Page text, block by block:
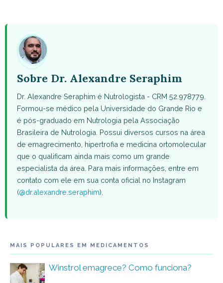
Sobre Dr. Alexandre Seraphim
Dr. Alexandre Seraphim é Nutrologista - CRM 52.978779.
Formou-se médico pela Universidade do Grande Rio e
é pós-graduado em Nutrologia pela Associação
Brasileira de Nutrologia. Possui diversos cursos na área
de emagrecimento, hipertrofia e medicina ortomolecular
que o qualificam ainda mais como um grande
especialista da área. Para mais informações, entre em
contato com ele em sua conta oficial no Instagram
(@dr.alexandre.seraphim).
MAIS POPULARES EM MEDICAMENTOS
Winstrol emagrece? Como funciona?